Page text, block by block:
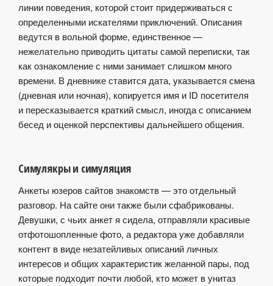
линии поведения, которой стоит придерживаться с
определенными искателями приключений. Описания
ведутся в вольной форме, единственное —
нежелательно приводить цитаты самой переписки, так
как ознакомление с ними занимает слишком много
времени. В дневнике ставится дата, указывается смена
(дневная или ночная), копируется имя и ID посетителя
и пересказывается краткий смысл, иногда с описанием
бесед и оценкой перспективы дальнейшего общения.
Симулякры и симуляция
Анкеты юзеров сайтов знакомств — это отдельный
разговор. На сайте они также были сфабрикованы.
Девушки, с чьих анкет я сидела, отправляли красивые
отфотошопленные фото, а редактора уже добавляли
контент в виде незатейливых описаний личных
интересов и общих характеристик желанной пары, под
которые подходит почти любой, кто может в унитаз